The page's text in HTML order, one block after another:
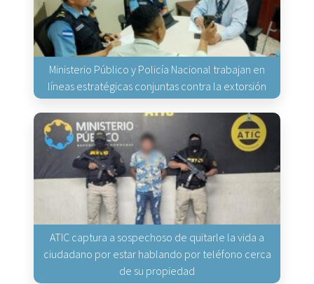
Ministerio Público y Policía Nacional trabajan en
líneas estratégicas conjuntas contra la extorsión
ATIC captura a sospechoso de quitarle la vida a
ciudadano por estar hablando por teléfono cerca
de su propiedad